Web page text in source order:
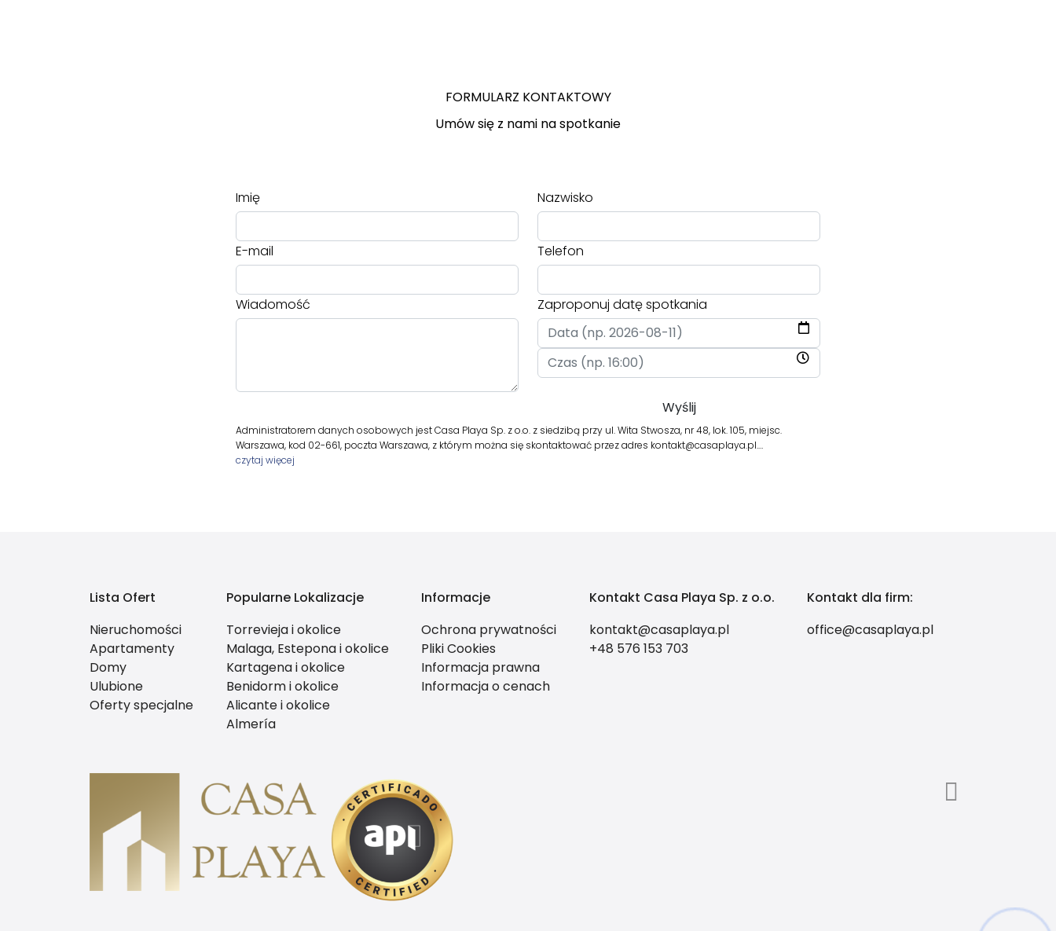
FORMULARZ KONTAKTOWY
Umów się z nami na spotkanie
Imię Nazwisko
E-mail Telefon
Wiadomość Zaproponuj datę spotkania
Administratorem danych osobowych jest Casa Playa Sp. z o.o. z siedzibą przy ul. Wita Stwosza, nr 48, lok. 105, miejsc.
Warszawa, kod 02-661, poczta Warszawa, z którym można się skontaktować przez adres kontakt@casaplaya.pl.…
czytaj więcej
Lista Ofert
Nieruchomości
Apartamenty
Domy
Ulubione
Oferty specjalne
Popularne Lokalizacje
Torrevieja i okolice
Malaga, Estepona i okolice
Kartagena i okolice
Benidorm i okolice
Alicante i okolice
Almería
Informacje
Ochrona prywatności
Pliki Cookies
Informacja prawna
Informacja o cenach
Kontakt Casa Playa Sp. z o.o.
kontakt@casaplaya.pl
+48 576 153 703
Kontakt dla firm:
office@casaplaya.pl